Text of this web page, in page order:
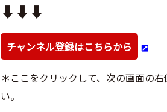
⬇︎⬇︎⬇︎
チャンネル登録はこちらから
＊ここをクリックして、次の画面の
い。